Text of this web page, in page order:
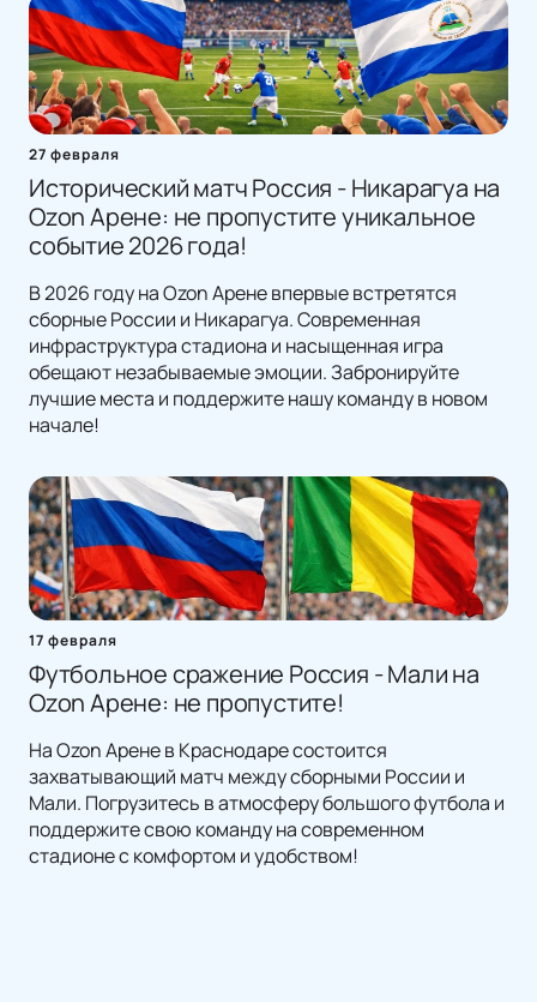
27 февраля
Исторический матч Россия - Никарагуа на
Ozon Арене: не пропустите уникальное
событие 2026 года!
В 2026 году на Ozon Арене впервые встретятся
сборные России и Никарагуа. Современная
инфраструктура стадиона и насыщенная игра
обещают незабываемые эмоции. Забронируйте
лучшие места и поддержите нашу команду в новом
начале!
17 февраля
Футбольное сражение Россия - Мали на
Ozon Арене: не пропустите!
На Ozon Арене в Краснодаре состоится
захватывающий матч между сборными России и
Мали. Погрузитесь в атмосферу большого футбола и
поддержите свою команду на современном
стадионе с комфортом и удобством!